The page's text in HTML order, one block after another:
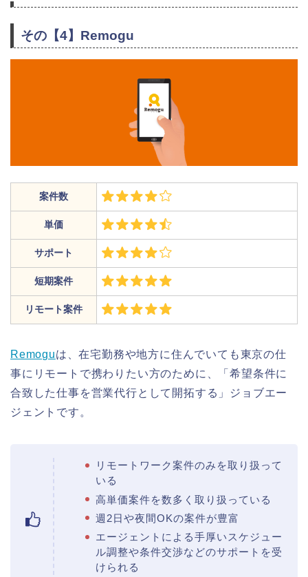
その【4】Remogu
案件数
単価
サポート
短期案件
リモート案件
Remoguは、在宅勤務や地方に住んでいても東京の仕
事にリモートで携わりたい方のために、「希望条件に
合致した仕事を営業代行として開拓する」ジョブエー
ジェントです。
リモートワーク案件のみを取り扱って
いる
高単価案件を数多く取り扱っている
週2日や夜間OKの案件が豊富
エージェントによる手厚いスケジュー
ル調整や条件交渉などのサポートを受
けられる